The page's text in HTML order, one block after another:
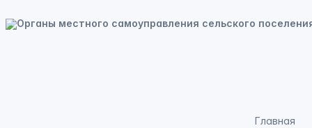
Главная